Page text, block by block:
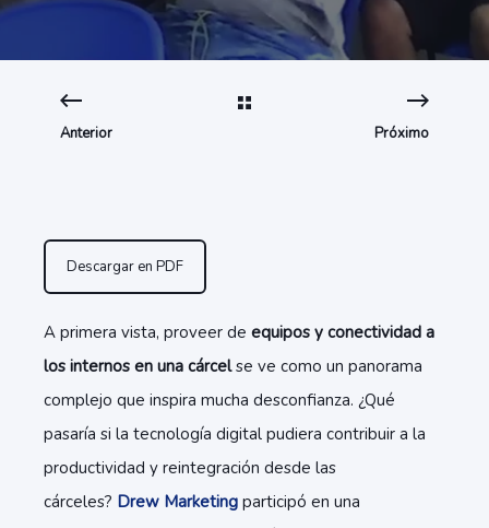
Anterior Próximo
Descargar en PDF
A primera vista, proveer de equipos y conectividad a
los internos en una cárcelse ve como un panorama
complejo que inspira mucha desconfianza. ¿Qué
pasaría si la tecnología digital pudiera contribuir a la
productividad y reintegración desde las
cárceles? Drew Marketing participó en una